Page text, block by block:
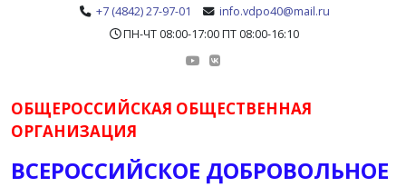
+7 (4842) 27-97-01
info.vdpo40@mail.ru
ПН-ЧТ 08:00-17:00 ПТ 08:00-16:10
ОБЩЕРОССИЙСКАЯ ОБЩЕСТВЕННАЯ
ОРГАНИЗАЦИЯ
ВСЕРОССИЙСКОЕ ДОБРОВОЛЬНОЕ